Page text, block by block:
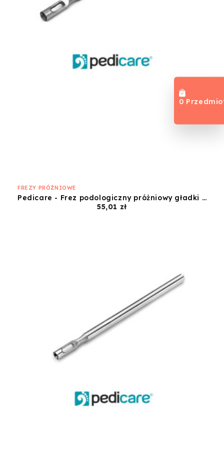
0
FREZY PRÓŻNIOWE
Pedicare - Frez podologiczny próżniowy gładki 2,3mm P6
55,01 złCena